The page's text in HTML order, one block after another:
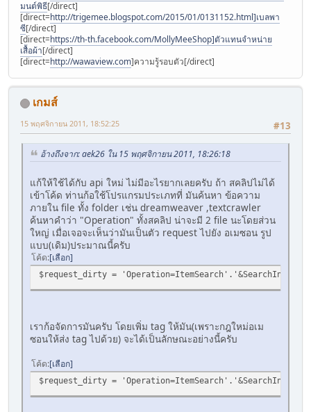
มนต์พิธี[/direct]
[direct=http://trigemee.blogspot.com/2015/01/0131152.html]เบลพา
ซี[/direct]
[direct=https://th-th.facebook.com/MollyMeeShop]ตัวแทนจําหน่าย
เสื้อผ้า[/direct]
[direct=http://wawaview.com]ความรู้รอบตัว[/direct]
เกมส์
#13
15 พฤศจิกายน 2011, 18:52:25
อ้างถึงจาก: aek26 ใน 15 พฤศจิกายน 2011, 18:26:18
แก้ให้ใช้ได้กับ api ใหม่ ไม่มีอะไรยากเลยครับ ถ้า สคลิปไม่ได้
เข้าโค้ด ท่านก้อใช้โปรแกรมประเภทที่ มันค้นหา ข้อความ
ภายใน file ทั้ง folder เช่น dreamweaver ,textcrawler
ค้นหาคำว่า "Operation" ทั้งสคลิป น่าจะมี 2 file นะโดยส่วน
ใหญ่ เมื่อเจอจะเห็นว่ามันเป็นตัว request ไปยัง อเมซอน รูป
แบบ(เดิม)ประมาณนี้ครับ
โค้ด เลือก
$request_dirty =
เราก้อจัดการมันครับ โดยเพิ่ม tag ให้มัน(เพราะกฎใหม่อเม
ซอนให้ส่ง tag ไปด้วย) จะได้เป็นลักษณะอย่างนี้ครับ
โค้ด เลือก
$request_dirty =